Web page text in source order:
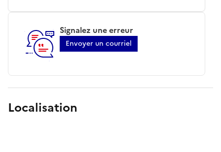
Signalez une erreur
Envoyer un courriel
Localisation